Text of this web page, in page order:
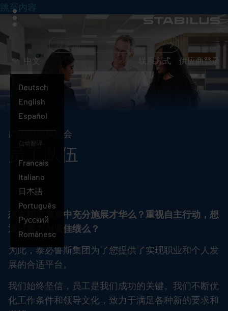
跳至内容
菜
中文
Deutsch
English
中
文
Español
自动翻译:
Français
Italiano
日本語
Português
Русский
Românesc
联系方式 供应商登录
广阔的发展机会
员工队伍
想在职业发展中充分施展才华么？重视自主行动，想
通过努力创造佳绩么？
为此，泰必鲁斯集团为了您提供了实现职业和个人发
展的合适平台。
我们始终坚信，员工是我们成功的关键。我们不断优
化工作条件和领导文化，致力于满足各种新的要求和
您
在